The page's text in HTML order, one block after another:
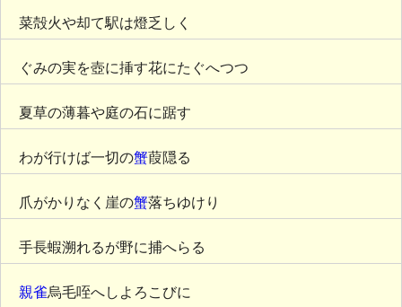
菜殻火や却て駅は燈乏しく
ぐみの実を壺に挿す花にたぐへつつ
夏草の薄暮や庭の石に踞す
わが行けば一切の蟹葭隠る
爪がかりなく崖の蟹落ちゆけり
手長蝦溯れるが野に捕へらる
親雀烏毛咥へしよろこびに